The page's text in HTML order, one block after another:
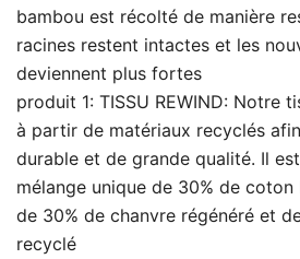
bambou est récolté de manière
racines restent intactes et les
deviennent plus fortes
produit 1: TISSU REWIND: Notre
à partir de matériaux recyclés
durable et de grande qualité. Il
mélange unique de 30% de
de 30% de chanvre régénéré et
recyclé